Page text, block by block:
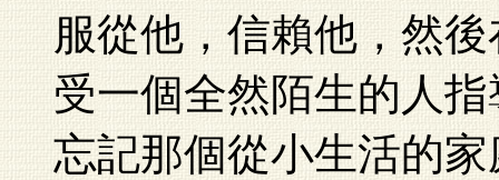
服從他，信賴他，然
受一個全然陌生的人
忘記那個從小生活的